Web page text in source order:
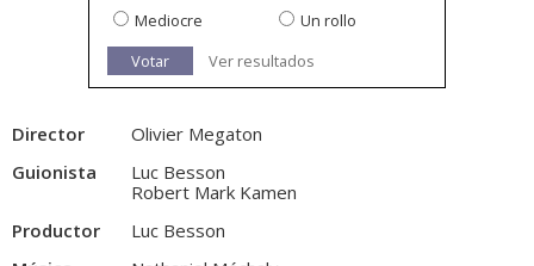
Mediocre
Un rollo
Votar
Ver resultados
Director
Olivier Megaton
Guionista
Luc Besson
Robert Mark Kamen
Productor
Luc Besson